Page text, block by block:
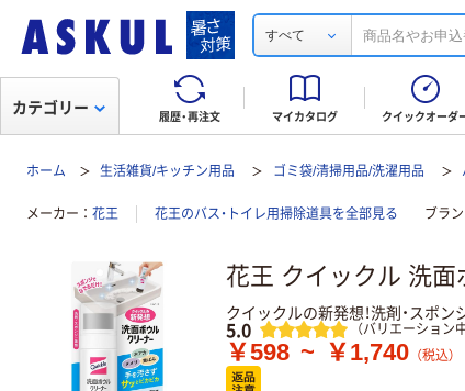
すべて
履歴・再注文 マイカタログ クイックオーダ
カテゴリー
ホーム 生活雑貨/キッチン用品 ゴミ袋/清掃用品/洗濯用品
メーカー 花王 花王のバス・トイレ用掃除道具を全部見る ブラ
花王 クイックル 洗面
クイックルの新発想！洗剤・スポ
レビュー
5.0 （バリエーション
￥598 ~ ￥1,740 （税込）